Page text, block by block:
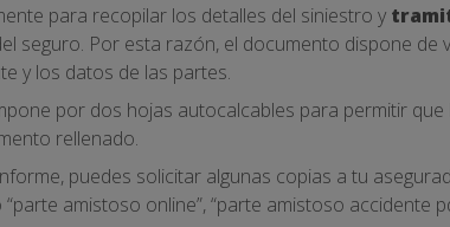
para recopilar los detalles del siniestro y
seguro. Por esta razón, el documento dispone
y los datos de las partes.
por dos hojas autocalcables para permitir
rellenado.
puedes solicitar algunas copias a tu
amistoso online”, “parte amistoso accidente